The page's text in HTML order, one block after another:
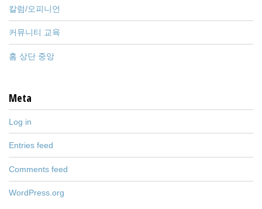
칼럼/오피니언
커뮤니티 교육
홈 상단 중앙
Meta
Log in
Entries feed
Comments feed
WordPress.org